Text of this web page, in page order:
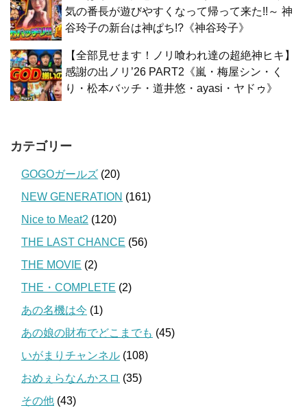
気の番長が遊びやすくなって帰って来た!!～ 神
谷玲子の新台は神ぱち!?《神谷玲子》
【全部見せます！ノリ喰われ達の超絶神ヒキ】
感謝の出ノリ’26 PART2《嵐・梅屋シン・く
り・松本バッチ・道井悠・ayasi・ヤドゥ》
カテゴリー
GOGOガールズ (20)
NEW GENERATION (161)
Nice to Meat2 (120)
THE LAST CHANCE (56)
THE MOVIE (2)
THE・COMPLETE (2)
あの名機は今 (1)
あの娘の財布でどこまでも (45)
いがまりチャンネル (108)
おめぇらなんかスロ (35)
その他 (43)